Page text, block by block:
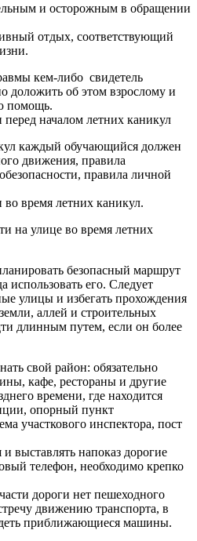
и осторожным в обращении
отдых, соответствующий
кем-либо свидетель
доложить об этом взрослому и
помощь.
перед началом летних каникул
каждый обучающийся должен
движения, правила
правила личной
во время летних каникул.
на улице во время летних
безопасный маршрут
использовать его. Следует
улицы и избегать прохождения
аллей и строительных
длинным путем, если он более
свой район: обязательно
кафе, рестораны и другие
времени, где находится
опорный пункт
участкового инспектора, пост
и выставлять напоказ дорогие
телефон, необходимо крепко
дороги нет пешеходного
движению транспорта, в
приближающиеся машины.